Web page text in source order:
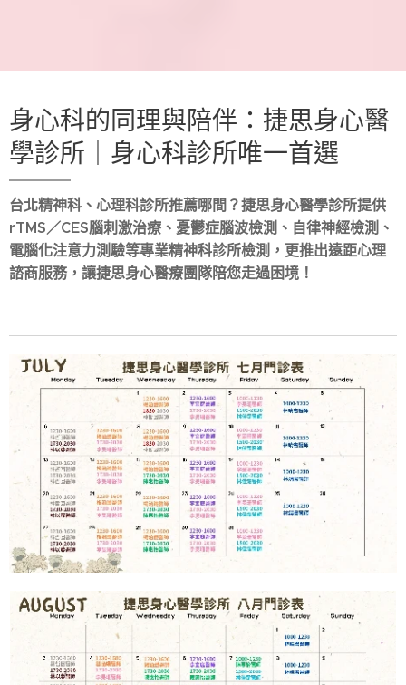
身心科的同理與陪伴：捷思身心醫
學診所｜身心科診所唯一首選
台北精神科、心理科診所推薦哪間？捷思身心醫學診所提供
rTMS／CES腦刺激治療、憂鬱症腦波檢測、自律神經檢測、
電腦化注意力測驗等專業精神科診所檢測，更推出遠距心理
諮商服務，讓捷思身心醫療團隊陪您走過困境！